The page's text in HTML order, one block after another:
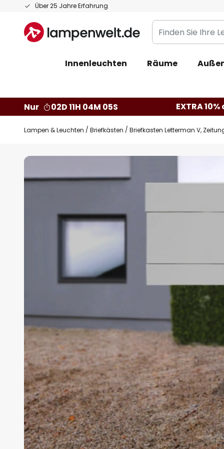
Über 25 Jahre Erfahrung
Zum
springen
Finden
Sie
Leuchte...
Innenleuchten Räume
Nur
02D 11H 04M 04S EXTRA
Lampen & Leuchten Briefkästen Briefkasten Letterman V,
Zum
Ende
springen